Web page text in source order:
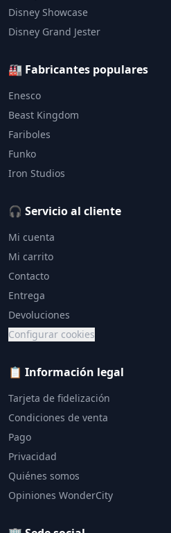
Disney Showcase
Disney Grand Jester
🏭 Fabricantes populares
Enesco
Beast Kingdom
Fariboles
Funko
Iron Studios
🎧 Servicio al cliente
Mi cuenta
Mi carrito
Contacto
Entrega
Devoluciones
Configurar cookies
📋 Información legal
Tarjeta de fidelización
Condiciones de venta
Pago
Privacidad
Quiénes somos
Opiniones WonderCity